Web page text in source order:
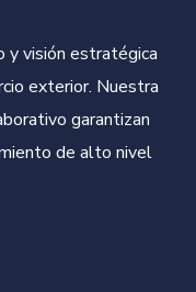
y visión estratégica
exterior. Nuestra
garantizan
de alto nivel